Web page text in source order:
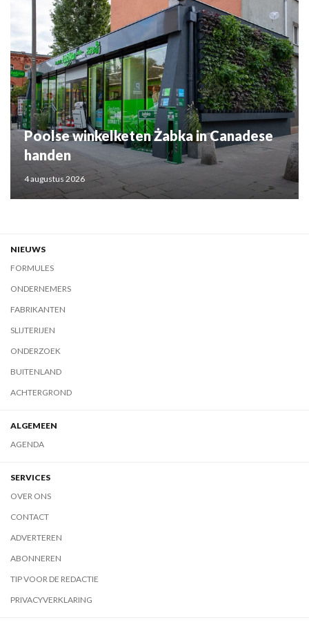
Poolse winkelketen Żabka in Canadese
handen
4 augustus 2026
NIEUWS
FORMULES
ONDERNEMERS
FABRIKANTEN
SLIJTERIJEN
ONDERZOEK
BUITENLAND
ACHTERGROND
ALGEMEEN
AGENDA
SERVICES
OVER ONS
CONTACT
ADVERTEREN
ABONNEREN
TIP VOOR DE REDACTIE
PRIVACYVERKLARING